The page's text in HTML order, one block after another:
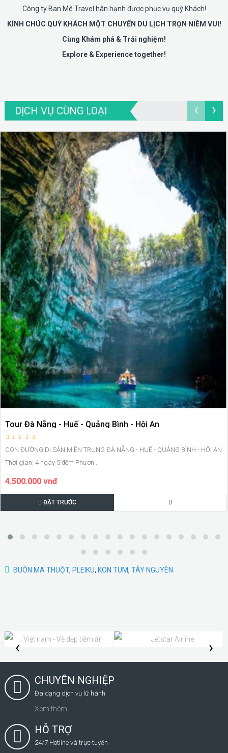
Công ty Ban Mê Travel hân hạnh được phục vụ quý Khách!
KÍNH CHÚC QUÝ KHÁCH MỘT CHUYẾN DU LỊCH TRỌN NIỀM VUI!
Cùng Khám phá & Trải nghiệm!
Explore & Experience together!
DỊCH VỤ CÙNG LOẠI
Tour Đà Nẵng - Huế - Quảng Bình - Hội An
CON ĐƯỜNG DI SẢN MIỀN TRUNG ĐÀ NẴNG - HUẾ - QUẢNG BÌNH - HỘI AN
Thời gian: 4 ngày 5 đêm Phươn..
4.500.000 vnđ
ĐẶT TRƯỚC
‹ ›
BUÔN MA THUỘT, PLEIKU, KON TUM, TÂY NGUYÊN
‹ ›
CHUYÊN NGHIỆP
Đa dạng dịch vụ lữ hành
Xem thêm
HỖ TRỢ
24/7 Hotline và trực tuyến